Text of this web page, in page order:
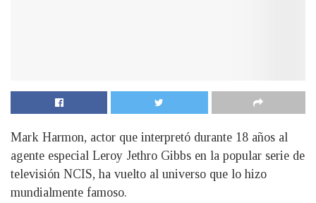
Mark Harmon, actor que interpretó durante 18 años al
agente especial Leroy Jethro Gibbs en la popular serie de
televisión NCIS, ha vuelto al universo que lo hizo
mundialmente famoso.